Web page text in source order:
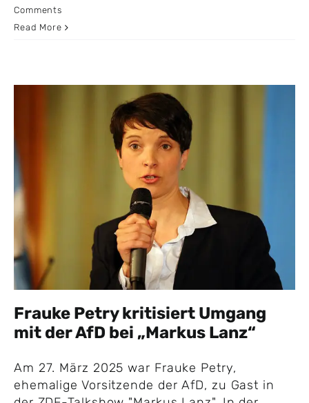
Comments
Read More
Frauke Petry kritisiert Umgang
mit der AfD bei „Markus Lanz“
Am 27. März 2025 war Frauke Petry,
ehemalige Vorsitzende der AfD, zu Gast in